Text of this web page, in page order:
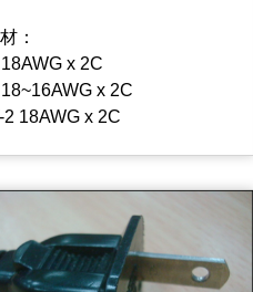
：
x 2C
x 2C
2 18AWG x 2C
2 18AWG x 2C